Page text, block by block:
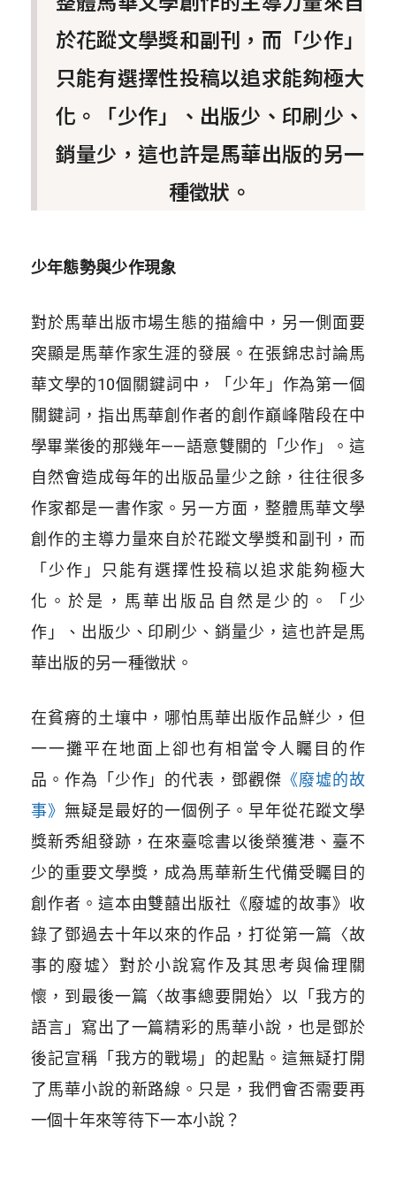
於花蹤文學獎和副刊，而「少作」
只能有選擇性投稿以追求能夠極大
化。「少作」、出版少、印刷少、
銷量少，這也許是馬華出版的另一
種徵狀。
少年態勢與少作現象
對於馬華出版市場生態的描繪中，另一側面要
突顯是馬華作家生涯的發展。在張錦忠討論馬
華文學的10個關鍵詞中，「少年」作為第一個
關鍵詞，指出馬華創作者的創作巔峰階段在中
學畢業後的那幾年——語意雙關的「少作」。這
自然會造成每年的出版品量少之餘，往往很多
作家都是一書作家。另一方面，整體馬華文學
創作的主導力量來自於花蹤文學獎和副刊，而
「少作」只能有選擇性投稿以追求能夠極大
化。於是，馬華出版品自然是少的。「少
作」、出版少、印刷少、銷量少，這也許是馬
華出版的另一種徵狀。
在貧瘠的土壤中，哪怕馬華出版作品鮮少，但
一一攤平在地面上卻也有相當令人矚目的作
品。作為「少作」的代表，鄧觀傑 《廢墟的故
事》 無疑是最好的一個例子。早年從花蹤文學
獎新秀組發跡，在來臺唸書以後榮獲港、臺不
少的重要文學獎，成為馬華新生代備受矚目的
創作者。這本由雙囍出版社《廢墟的故事》收
錄了鄧過去十年以來的作品，打從第一篇〈故
事的廢墟〉對於小說寫作及其思考與倫理關
懷，到最後一篇〈故事總要開始〉以「我方的
語言」寫出了一篇精彩的馬華小說，也是鄧於
後記宣稱「我方的戰場」的起點。這無疑打開
了馬華小說的新路線。只是，我們會否需要再
一個十年來等待下一本小說？